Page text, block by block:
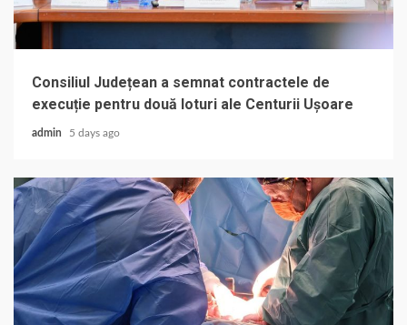
Consiliul Județean a semnat contractele de
execuție pentru două loturi ale Centurii Ușoare
admin 5 days ago